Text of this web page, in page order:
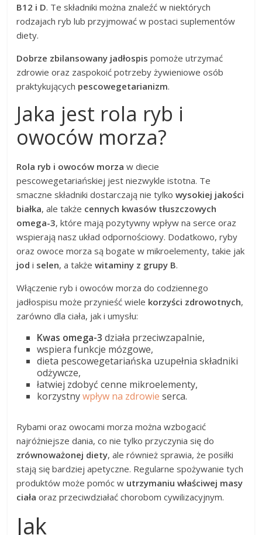
B12 i D. Te składniki można znaleźć w niektórych
rodzajach ryb lub przyjmować w postaci suplementów
diety.
Dobrze zbilansowany jadłospis pomoże utrzymać
zdrowie oraz zaspokoić potrzeby żywieniowe osób
praktykujących pescowegetarianizm.
Jaka jest rola ryb i
owoców morza?
Rola ryb i owoców morza w diecie
pescowegetariańskiej jest niezwykle istotna. Te
smaczne składniki dostarczają nie tylkowysokiej jakości
białka, ale także cennych kwasów tłuszczowych
omega-3, które mają pozytywny wpływ na serce oraz
wspierają nasz układ odpornościowy. Dodatkowo, ryby
oraz owoce morza są bogate w mikroelementy, takie jak
jod i selen, a takżewitaminy z grupy B.
Włączenie ryb i owoców morza do codziennego
jadłospisu może przynieść wiele korzyści zdrowotnych,
zarówno dla ciała, jak i umysłu:
Kwas omega-3 działa przeciwzapalnie,
wspiera funkcje mózgowe,
dieta pescowegetariańska uzupełnia składniki
odżywcze,
łatwiej zdobyć cenne mikroelementy,
korzystnywpływ na zdrowie serca.
Rybami oraz owocami morza można wzbogacić
najróżniejsze dania, co nie tylko przyczynia się do
zrównoważonej diety, ale również sprawia, że posiłki
stają się bardziej apetyczne. Regularne spożywanie tych
produktów może pomóc w utrzymaniu właściwej masy
ciała oraz przeciwdziałać chorobom cywilizacyjnym.
Jak